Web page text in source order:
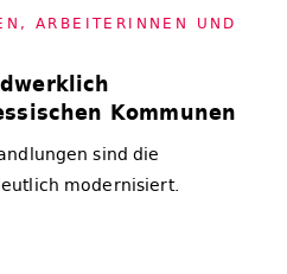
,AR­BEI­TE­RIN­NEN UND
Kommunen
sind die
modernisiert.